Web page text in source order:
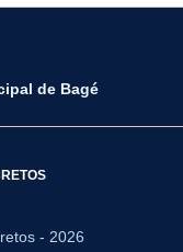
de Bagé
- 2026